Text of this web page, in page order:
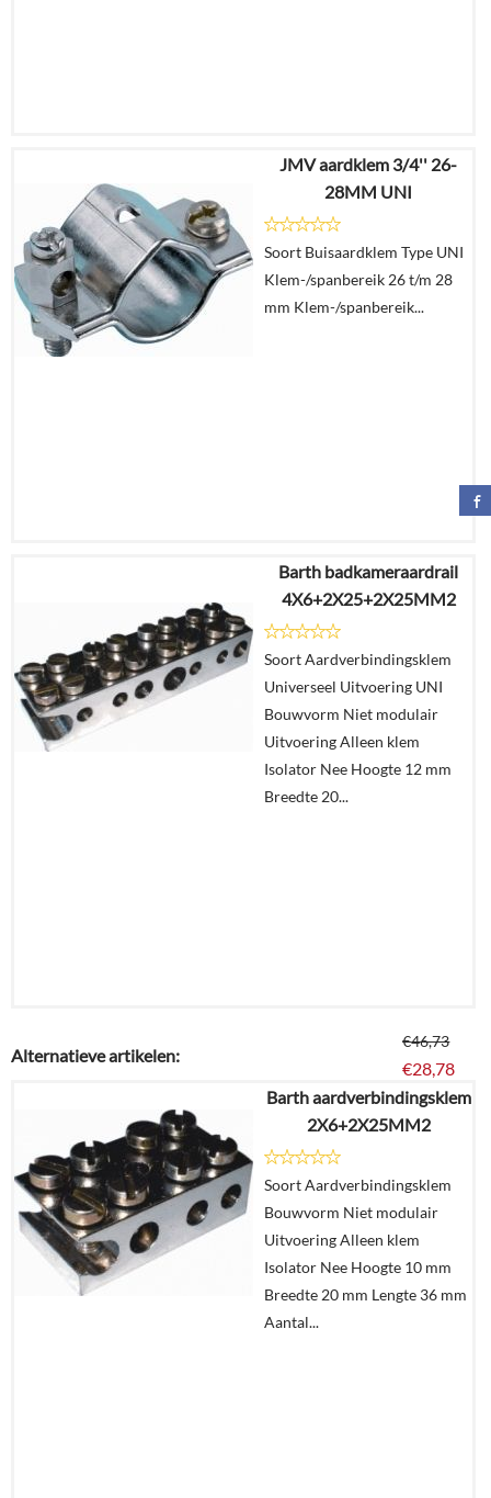
€8,68
€
Details
In
JMV aardklem 3/4'' 26-
28MM UNI
Soort Buisaardklem Type UNI
Klem-/spanbereik 26 t/m 28
mm Klem-/spanbereik...
€9,23
€5,10
Details
In
winkelmand
Barth badkameraardrail
4X6+2X25+2X25MM2
Soort Aardverbindingsklem
Universeel Uitvoering UNI
Bouwvorm Niet modulair
Uitvoering Alleen klem
Isolator Nee Hoogte 12 mm
Breedte 20...
€46,73
€28,78
Details
In
winkelmand
Alternatieve artikelen:
Barth aardverbindingsklem
2X6+2X25MM2
Soort Aardverbindingsklem
Bouwvorm Niet modulair
Uitvoering Alleen klem
Isolator Nee Hoogte 10 mm
Breedte 20 mm Lengte 36 mm
Aantal...